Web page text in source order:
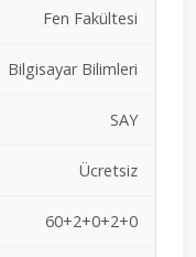
Fen Fakültesi
Bilgisayar Bilimleri
SAY
Ücretsiz
60+2+0+2+0